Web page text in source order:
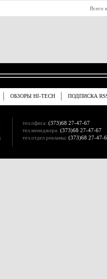
Всего
ОБЗОРЫ HI-TECH ПОДПИСКА
тел.офиса: (373)68 27-47-67
тел.менеджера: (373)68 27-47-67
тел.отдел рекламы: (373)68 27-47-